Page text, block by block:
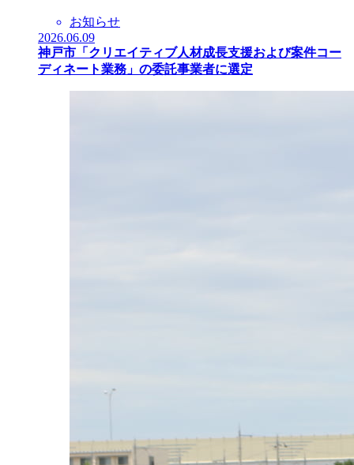
お知らせ
2026.06.09
神戸市「クリエイティブ人材成長支援および案件コー
ディネート業務」の委託事業者に選定